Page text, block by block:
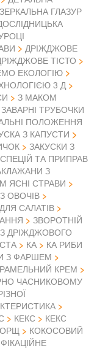
ГЛАЗУР
ДРІЖДЖОВЕ
ТІСТО
ЕКОЛОГІЮ
3 Д
З МАКОМ
ЗАВАРНІ ТРУБОЧКИ
ПОЛОЖЕННЯ
З КАПУСТИ
ЗАКУСКИ З
ТА ПРИПРАВ
З
ЯСНІ СТРАВИ
ОВОЧІВ
САЛАТІВ
ЗВОРОТНІЙ
ДРІЖДЖОВОГО
КА
КА РИБИ
З ФАРШЕМ
КРЕМ
ЧАСНИКОВОМУ
КЕКС
КЕКС
КОКОСОВИЙ